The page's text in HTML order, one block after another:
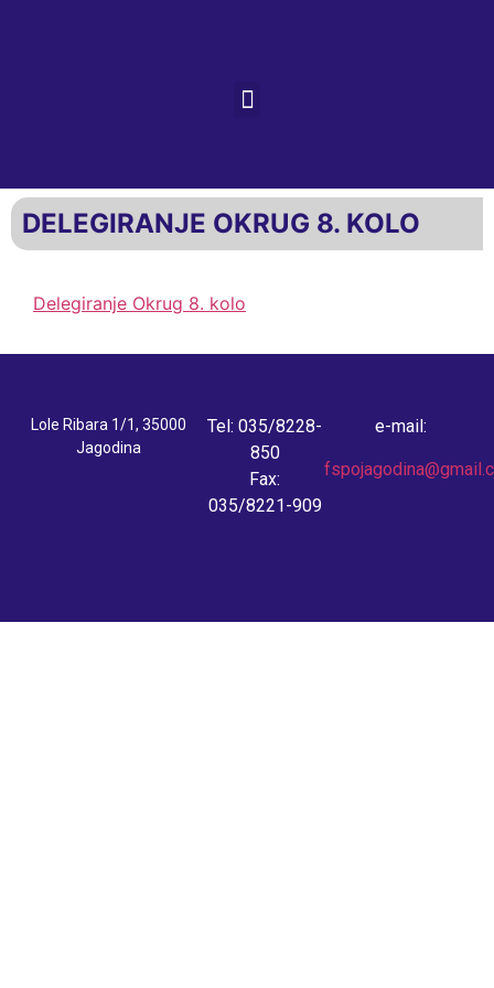
DELEGIRANJE OKRUG 8. KOLO
Delegiranje Okrug 8. kolo
Lole Ribara 1/1, 35000
Jagodina
Tel: 035/8228-
850
Fax:
035/8221-909
e-mail: